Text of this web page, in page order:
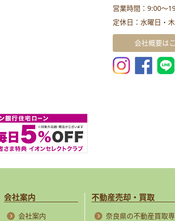
営業時間：9:00～
定休日：水曜日・
会社概要は
会社案内
会社案内
不動産売却・買取
奈良県の不動産買取